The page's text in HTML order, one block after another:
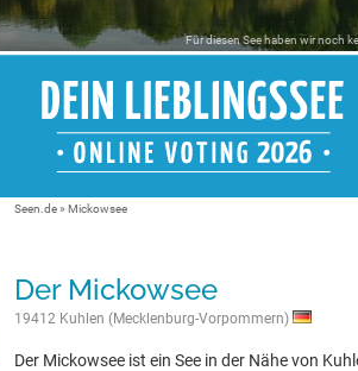
Für diesen See haben wir noch
Seen.de» Mickowsee
Der Mickowsee
19412 Kuhlen (Mecklenburg-Vorpommern)
Der Mickowsee ist ein See in der Nähe von